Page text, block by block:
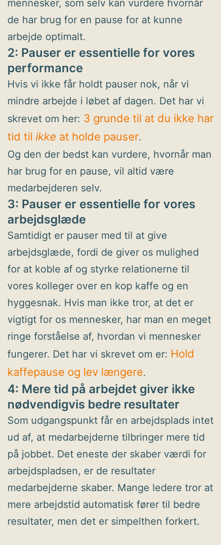
mennesker, som selv kan vurdere hvornår
de har brug for en pause for at kunne
arbejde optimalt.
2: Pauser er essentielle for vores
performance
Hvis vi ikke får holdt pauser nok, når vi
mindre arbejde i løbet af dagen. Det har vi
skrevet om her: 3 grunde til at du ikke har
tid til ikke at holde pauser.
Og den der bedst kan vurdere, hvornår man
har brug for en pause, vil altid være
medarbejderen selv.
3: Pauser er essentielle for vores
arbejdsglæde
Samtidigt er pauser med til at give
arbejdsglæde, fordi de giver os mulighed
for at koble af og styrke relationerne til
vores kolleger over en kop kaffe og en
hyggesnak. Hvis man ikke tror, at det er
vigtigt for os mennesker, har man en meget
ringe forståelse af, hvordan vi mennesker
fungerer. Det har vi skrevet om er: Hold
kaffepause og lev længere.
4: Mere tid på arbejdet giver ikke
nødvendigvis bedre resultater
Som udgangspunkt får en arbejdsplads intet
ud af, at medarbejderne tilbringer mere tid
på jobbet. Det eneste der skaber værdi for
arbejdspladsen, er de resultater
medarbejderne skaber. Mange ledere tror at
mere arbejdstid automatisk fører til bedre
resultater, men det er simpelthen forkert.